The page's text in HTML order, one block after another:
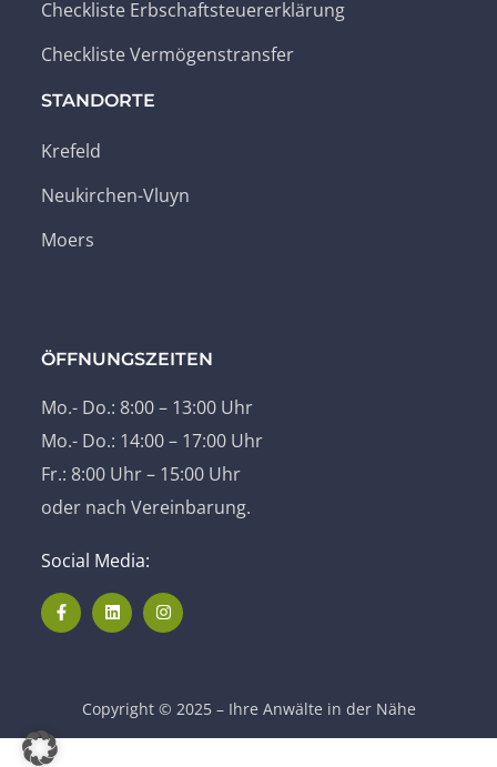
Checkliste Erbschaftsteuererklärung
Checkliste Vermögenstransfer
STANDORTE
Krefeld
Neukirchen-Vluyn
Moers
ÖFFNUNGSZEITEN
Mo.- Do.: 8:00 – 13:00 Uhr
Mo.- Do.: 14:00 – 17:00 Uhr
Fr.: 8:00 Uhr – 15:00 Uhr
oder nach Vereinbarung.
Social Media:
Copyright © 2025 – Ihre Anwälte in der Nähe